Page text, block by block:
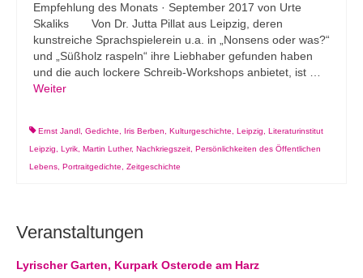
Empfehlung des Monats · September 2017 von Urte
Skaliks Von Dr. Jutta Pillat aus Leipzig, deren
kunstreiche Sprachspielerein u.a. in „Nonsens oder was?“
und „Süßholz raspeln“ ihre Liebhaber gefunden haben
und die auch lockere Schreib-Workshops anbietet, ist …
Weiter
Ernst Jandl Gedichte Iris Berben Kulturgeschichte Leipzig
Literaturinstitut
Leipzig
Lyrik Martin Luther, Nachkriegszeit Persönlichkeiten des Öffentlichen
Lebens Portraitgedichte Zeitgeschichte
Veranstaltungen
Lyrischer Garten, Kurpark Osterode am Harz